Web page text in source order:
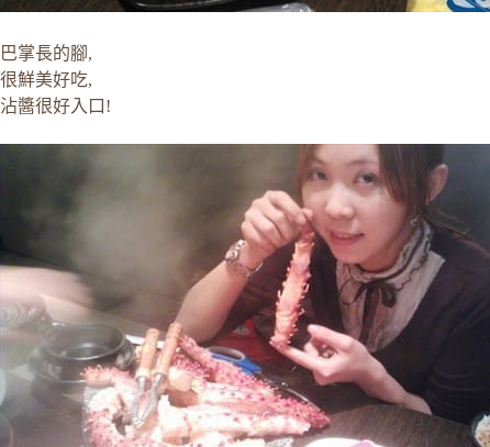
巴掌長的腳,
很鮮美好吃,
沾醬很好入口!